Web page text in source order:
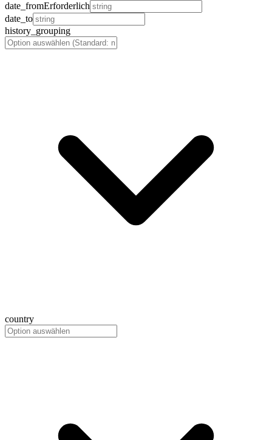
date_fromErforderlich
date_to
history_grouping
country